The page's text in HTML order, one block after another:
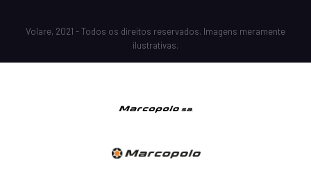
Volare, 2021 - Todos os direitos reservados. Imagens meramente
ilustrativas.